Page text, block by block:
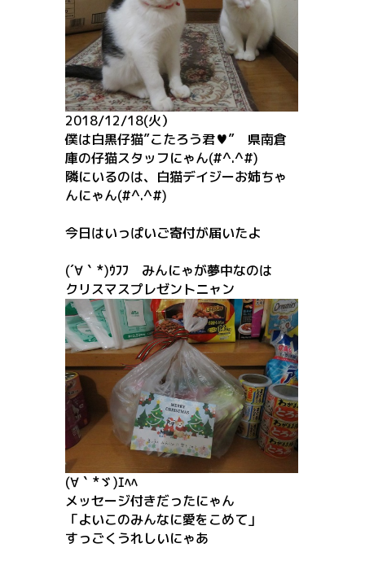
2018/12/18(火）
僕は白黒仔猫”こたろう君♥” 県南倉
庫の仔猫スタッフにゃん(#^.^#)
隣にいるのは、白猫デイジーお姉ちゃ
んにゃん(#^.^#)
今日はいっぱいご寄付が届いたよ
(´∀｀*)ｳﾌﾌ みんにゃが夢中なのは
クリスマスプレゼントニャン
(∀｀*ゞ)ｴﾍﾍ
メッセージ付きだったにゃん
「よいこのみんなに愛をこめて」
すっごくうれしいにゃあ